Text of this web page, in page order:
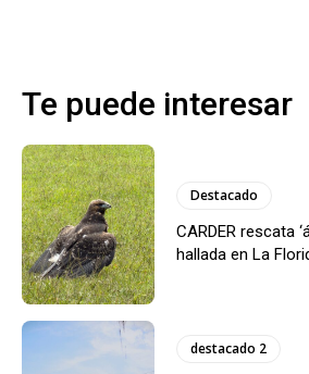
Te puede interesar
Destacado
CARDER rescata
hallada en La
destacado 2